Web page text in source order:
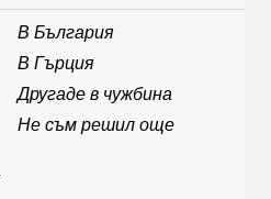
В България
В Гърция
Другаде в чужбина
Не съм решил още